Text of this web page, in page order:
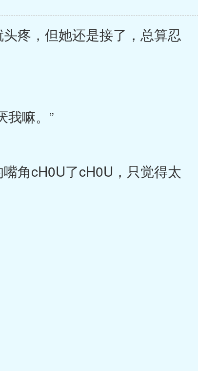
疼，但她还是接了，总算忍
我嘛。”
角cH0U了cH0U，只觉得太